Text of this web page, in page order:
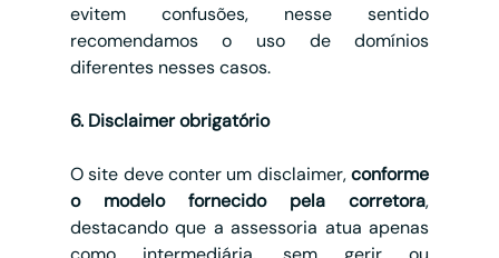
evitem confusões, nesse sentido
recomendamos o uso de domínios
diferentes nesses casos.
6. Disclaimer obrigatório
O site deve conter um disclaimer, conforme
o modelo fornecido pela corretora,
destacando que a assessoria atua apenas